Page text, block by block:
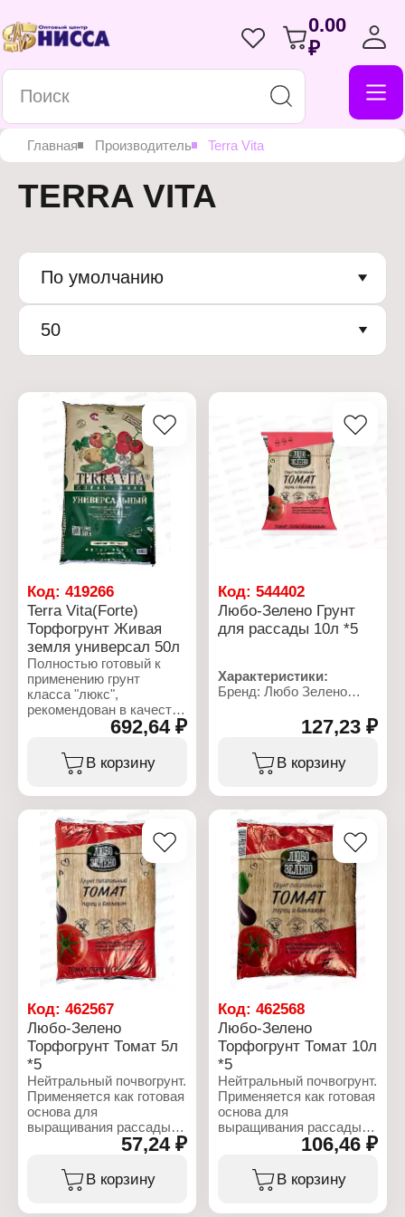
0.00
₽
Главная Производитель Terra Vita
TERRA VITA
По умолчанию
50
Код: 419266
Terra Vita(Forte)
Торфогрунт Живая
земля универсал 50л
Полностью готовый к
применению грунт
класса "люкс",
рекомендован в качестве
питательного субстрата
для выращивания как
рассады, так и взрослых
растений в местах их
комнатном
цветоводстве, открытом
и защищенном грунте,
эффективен для
большинства,
возделываемых в РФ,
овощных, ягодных
культур, цветов,
кустарников, плодовых и
декоративных деревьев.
Характеристики:
Бренд: Terra Vita
Серия: "Живая земля"
Тип товара: Грунт
Назначение:
универсальный
Объем: 50 л
692,64 ₽
В корзину
Код:544402
Любо-Зелено Грунт
для рассады 10л *5
Характеристики:
Бренд: Любо Зелено
Назначение: для
Объем: 10 л
127,23 ₽
В корзину
Код: 462567
Любо-Зелено
Торфогрунт Томат 5л
*5
Нейтральный почвогрунт.
Применяется как готовая
основа для
выращивания рассады
томатов, перцев и
баклажанов, или как
основное органическое
удобрение перед
57,24 ₽
В корзину
Код:462568
Любо-Зелено
Торфогрунт Томат 10л
*5
Нейтральный почвогрунт.
Применяется как готовая
основа для
выращивания рассады
томатов, перцев и
баклажанов, или как
основное органическое
удобрение перед
106,46 ₽
В корзину